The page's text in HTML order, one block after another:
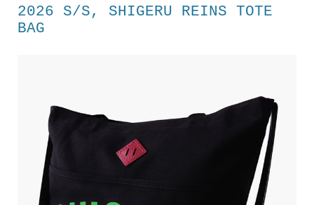
2026 S/S, SHIGERU REINS TOTE
BAG